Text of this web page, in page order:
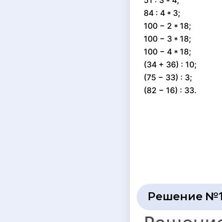
84 : 4 * 3;
100 − 2 * 18;
100 − 3 * 18;
100 − 4 * 18;
(34 + 36) : 10;
(75 − 33) : 3;
(82 − 16) : 33.
Решение